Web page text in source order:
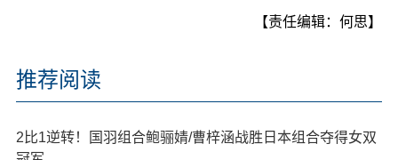
【责任编辑：何思】
推荐阅读
2比1逆转！国羽组合鲍骊婧/曹梓涵战胜日本组合夺得女双